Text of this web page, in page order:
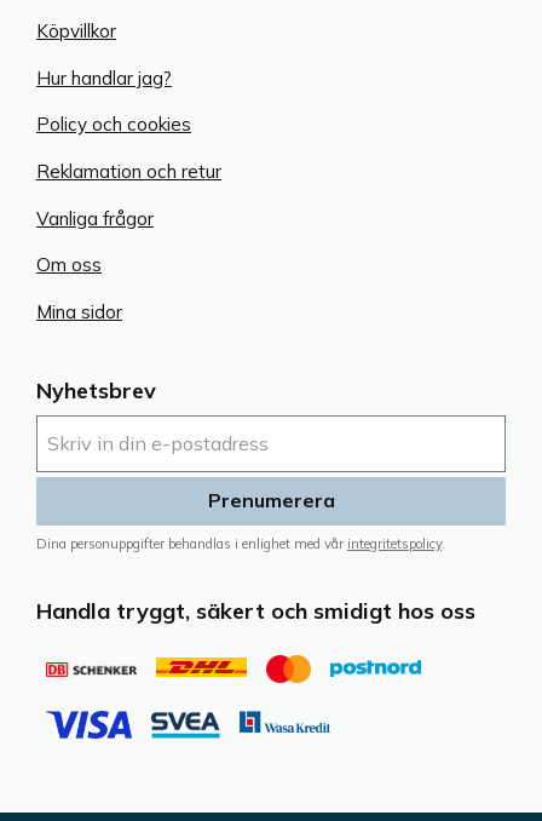
Nyhetsbrev
Prenumerera
Dina personuppgifter behandlas i enlighet med vår integritetspolicy.
Handla tryggt, säkert och smidigt hos oss
Köpvillkor
Hur handlar jag?
Policy och cookies
Reklamation och retur
Vanliga frågor
Om oss
Mina sidor